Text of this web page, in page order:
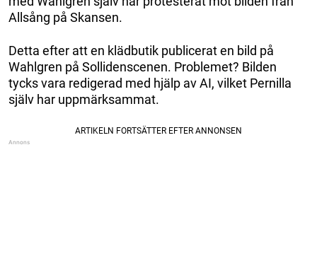
Allsång på Skansen.
Detta efter att en klädbutik publicerat en bild på
Wahlgren på Sollidenscenen. Problemet? Bilden
tycks vara redigerad med hjälp av AI, vilket Pernilla
själv har uppmärksammat.